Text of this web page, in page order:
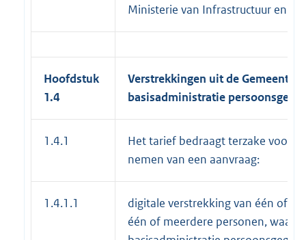
Ministerie van Infrastructuur en
Hoofdstuk
1.4
Verstrekkingen uit de
basisadministratie
1.4.1
Het tarief bedraagt terzake voor
nemen van een aanvraag:
1.4.1.1
digitale verstrekking van één of
één of meerdere personen,